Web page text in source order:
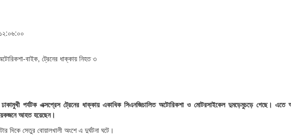
ঢাকামুখী পর্যটক এক্সপ্রেস ট্রেনের ধাক্কায় একাধিক সিএনজিচালিত অটোরিকশা ও মোটরসাইকেল দুমড়েমুচড়ে গেছে।
আহত হয়েছেন।
দিকে সেতুর বোয়ালখালী অংশে এ দুর্ঘটনা ঘটে।